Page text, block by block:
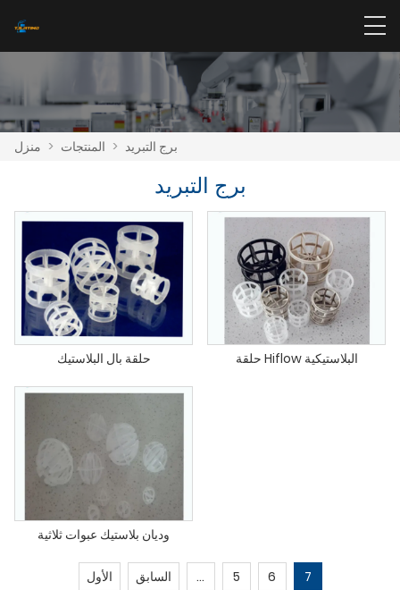
منزل > المنتجات > برج التبريد
برج التبريد
حلقة بال البلاستيك حلقة Hiflow البلاستيكية
وديان بلاستيك عبوات ثلاثية
الأول السابق ... 5 6 7